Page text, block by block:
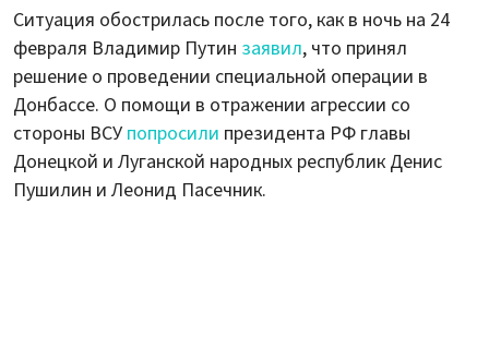
Ситуация обострилась после того, как в ночь на 24
февраля Владимир Путин заявил, что принял
решение о проведении специальной операции в
Донбассе. О помощи в отражении агрессии со
стороны ВСУ попросили президента РФ главы
Донецкой и Луганской народных республик Денис
Пушилин и Леонид Пасечник.